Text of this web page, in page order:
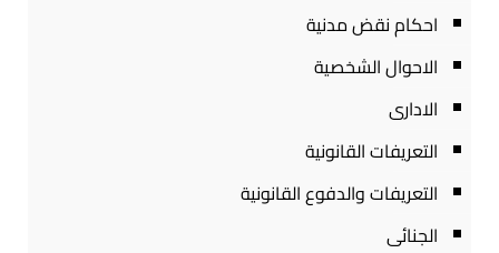
احكام نقض مدنية
الاحوال الشخصية
الادارى
التعريفات القانونية
التعريفات والدفوع القانونية
الجنائى